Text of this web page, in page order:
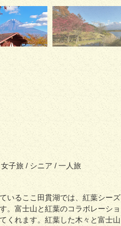
子旅 / シニア / 一人旅
いるここ田貫湖では、紅葉シーズ
。富士山と紅葉のコラボレーショ
くれます。紅葉した木々と富士山